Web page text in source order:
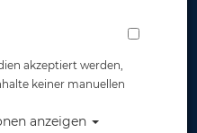
akzeptiert werden,
keiner manuellen
anzeigen